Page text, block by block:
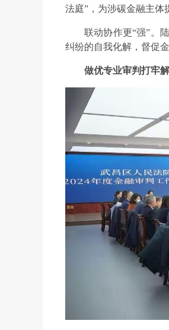
法庭”，为涉碳金融主体
联动协作更“强”。
纠纷的自我化解，督促
做优专业审判打牢